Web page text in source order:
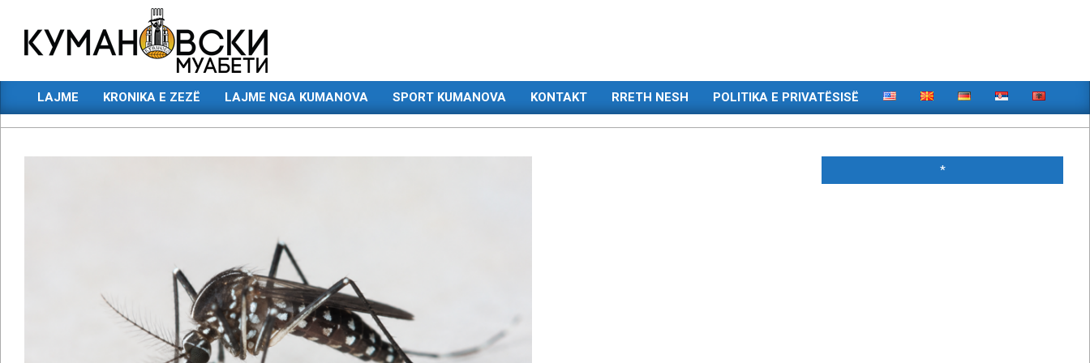
content
КУМАНОВСКИ
МУАБЕТИ
Primary
Navigation
LAJME KRONIKA E ZEZË LAJME NGA KUMANOVA SPORT KUMANOVA KONTAKT RRETH NESH POLITIKA E PRIVATËSISË
*